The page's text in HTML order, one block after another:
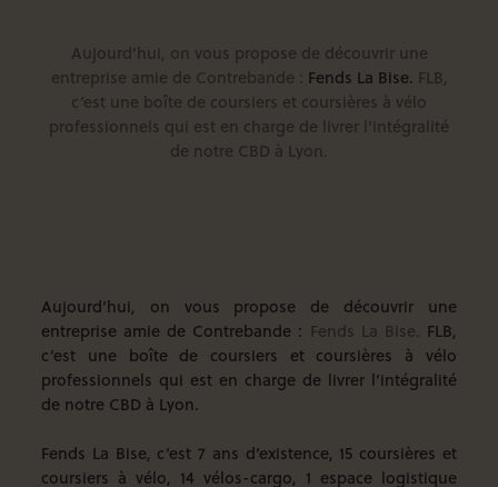
Aujourd’hui, on vous propose de découvrir une
entreprise amie de Contrebande : Fends La Bise. FLB,
c’est une boîte de coursiers et coursières à vélo
professionnels qui est en charge de livrer l’intégralité
de notre CBD à Lyon.
Aujourd’hui, on vous propose de découvrir une
entreprise amie de Contrebande : Fends La Bise. FLB,
c’est une boîte de coursiers et coursières à vélo
professionnels qui est en charge de livrer l’intégralité
de notre CBD à Lyon.
Fends La Bise, c’est 7 ans d’existence, 15 coursières et
coursiers à vélo, 14 vélos-cargo, 1 espace logistique